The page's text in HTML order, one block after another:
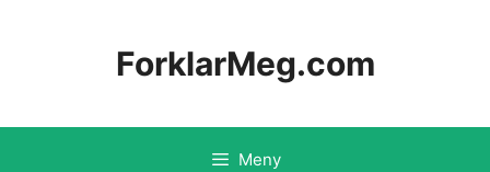
ForklarMeg.com
Meny